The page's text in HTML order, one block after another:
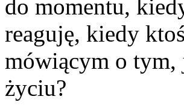
do momentu,
reaguję, kiedy
mówiącym o tym,
życiu?